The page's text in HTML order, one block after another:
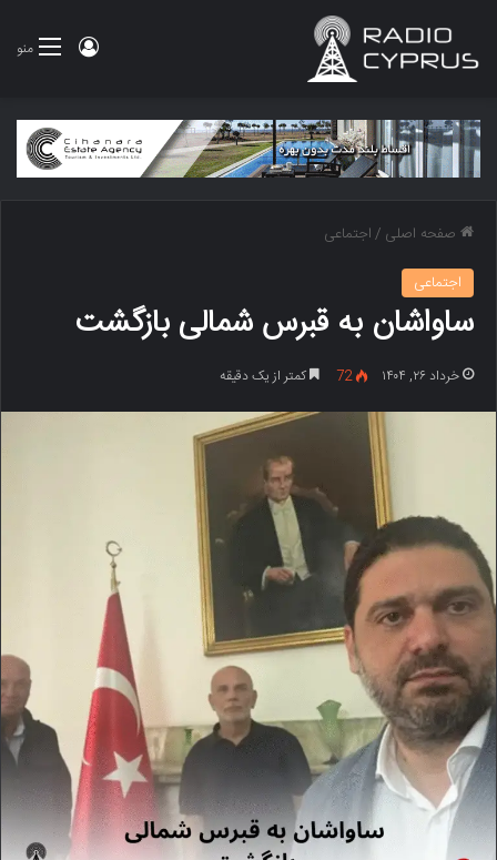
منو ورود
صفحه اصلی /اجتماعی
اجتماعی
ساواشان به قبرس شمالی بازگشت
خرداد ۲۶, ۱۴۰۴ 72 کمتر از یک دقیقه